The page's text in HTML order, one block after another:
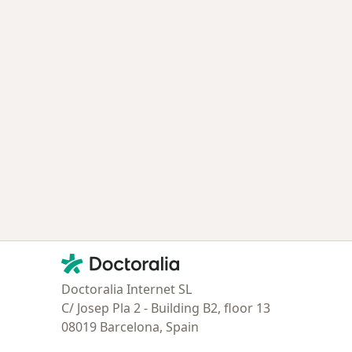
Contacto
Doctoralia - Página de inicio
Doctoralia Internet SL
C/ Josep Pla 2 - Building B2, floor 13
08019 Barcelona, Spain